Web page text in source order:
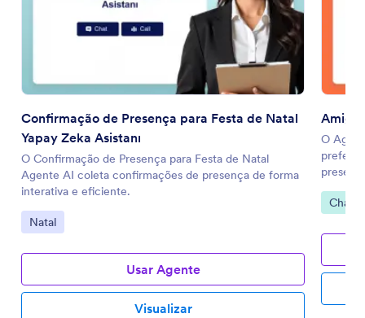
Confirmação de Presença para Festa de Natal
Yapay Zeka Asistanı
O Confirmação de Presença para Festa de Natal
Agente AI coleta confirmações de presença de forma
interativa e eficiente.
Ir para Categoria:
Natal
Usar Agente
Visualizar
Amigo
O
Ir para